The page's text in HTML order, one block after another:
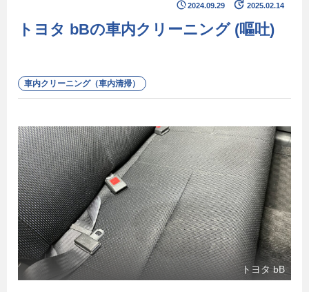
2024.09.29 2025.02.14
トヨタ bBの車内クリーニング (嘔吐)
車内クリーニング（車内清掃）
トヨタ bB